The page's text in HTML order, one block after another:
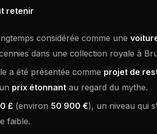
retenir
considérée comme une
dans une collection royale à
a été présentée comme projet de
prix étonnant au regard du mythe.
£ (environ 50 900 €), un niveau qui
faible.